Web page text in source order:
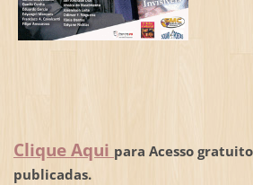
Clique Aqui para Acesso
publicadas.